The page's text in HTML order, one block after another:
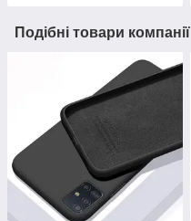
Подібні товари компанії